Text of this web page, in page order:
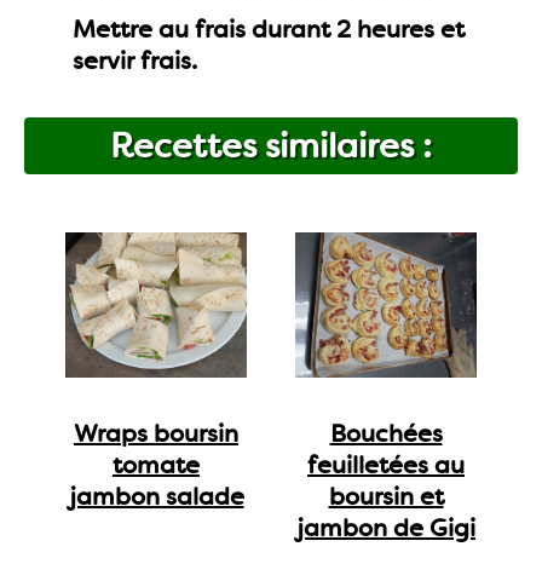
Mettre au frais durant 2 heures et
servir frais.
Recettes similaires :
Wraps boursin
tomate
jambon salade
Bouchées
feuilletées au
boursin et
jambon de Gigi